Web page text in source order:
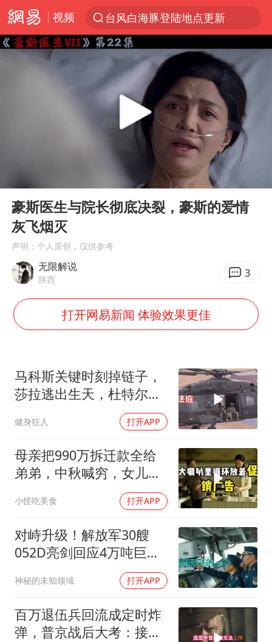
视频
台风白海豚登陆地点更新
台风白海豚进入48小时警戒线
佛得角门将亮相智利俱乐部主场
中方回应是否在太平洋海底开采稀土
看守所辅警收受10万获刑1年
宇树科技发行价格150.80元/股
五粮液渠道价一箱上涨近百元
24小时不关空调 电费会更低吗
把党建设得更加坚强有力
村民谈“梅姨”：叫的其实是“媒姨”
哪吒汽车南宁工厂设备降价20%拍卖
贵州轮胎子公司获美国退税8136万
郑国霖回应去景区上班被保安拦下
奋进开新局 实干挑大梁
Play
11:40
豪斯医生与院长彻底决裂，豪斯的爱情
灰飞烟灭
声明：个人原创，仅供参考
无限解说
陕西 3
打开网易新闻 体验效果更佳
马科斯关键时刻掉链子，
莎拉逃出生天，杜特尔特
健身狂人 打开APP
母亲把990万拆迁款全给
弟弟，中秋喊穷，女儿笑
怼：你的钱又没给我
小怪吃美食 打开APP
对峙升级！解放军30艘
052D亮剑回应4万吨巨舰
神秘的未知领域 打开APP
百万退伍兵回流成定时炸
弹，普京战后大考：接不